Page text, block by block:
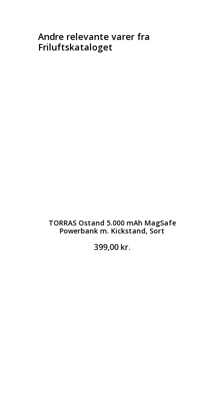
Andre relevante varer fra
Friluftskataloget
TORRAS Ostand 5.000 mAh MagSafe
Powerbank m. Kickstand, Sort
399,00 kr.